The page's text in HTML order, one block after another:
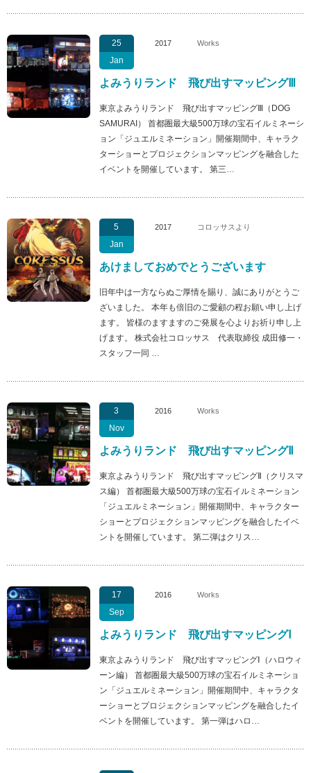
25
Jan
2017 Works
よみうりランド 飛び出すマッピングⅢ
東京よみうりランド 飛び出すマッピングⅢ（DOG
SAMURAI） 首都圏最大級500万球の宝石イルミネーシ
ョン「ジュエルミネーション」開催期間中、キャラク
ターショーとプロジェクションマッピングを融合した
イベントを開催しています。 第三…
5
Jan
2017 コロッサスより
あけましておめでとうございます
旧年中は一方ならぬご厚情を賜り、誠にありがとうご
ざいました。 本年も倍旧のご愛顧の程お願い申し上げ
ます。 皆様のますますのご発展を心よりお祈り申し上
げます。 株式会社コロッサス 代表取締役 成田修一・
スタッフ一同 …
3
Nov
2016 Works
よみうりランド 飛び出すマッピングⅡ
東京よみうりランド 飛び出すマッピングⅡ（クリスマ
ス編） 首都圏最大級500万球の宝石イルミネーション
「ジュエルミネーション」開催期間中、キャラクター
ショーとプロジェクションマッピングを融合したイベ
ントを開催しています。 第二弾はクリス…
17
Sep
2016 Works
よみうりランド 飛び出すマッピングⅠ
東京よみうりランド 飛び出すマッピングⅠ（ハロウィ
ーン編） 首都圏最大級500万球の宝石イルミネーショ
ン「ジュエルミネーション」開催期間中、キャラクタ
ーショーとプロジェクションマッピングを融合したイ
ベントを開催しています。 第一弾はハロ…